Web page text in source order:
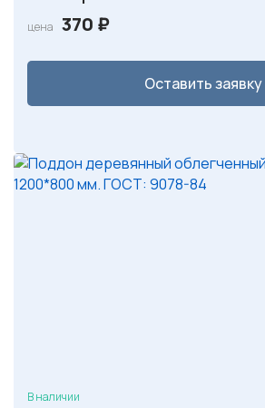
цена 370 ₽
Оставить заявку
В наличии